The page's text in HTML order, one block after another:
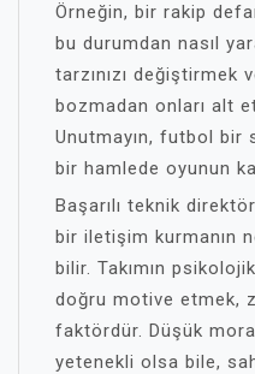
Örneğin, bir rakip
bu durumdan nasıl
tarzınızı değiştirmek
bozmadan onları alt
Unutmayın, futbol bir
bir hamlede oyunun
Başarılı teknik
bir iletişim kurmanın
bilir. Takımın
doğru motive etmek,
faktördür. Düşük
yetenekli olsa bile,